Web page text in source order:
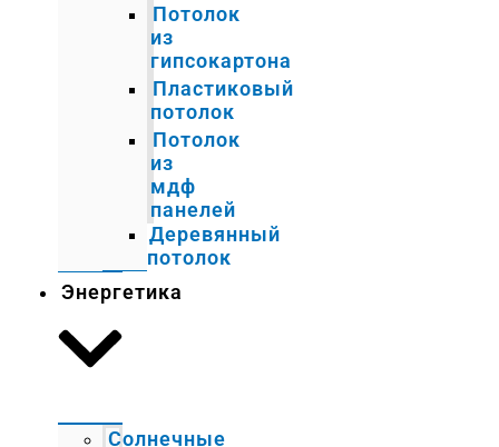
Потолок
из
гипсокартона
Пластиковый
потолок
Потолок
из
мдф
панелей
Деревянный
потолок
Энергетика
Солнечные